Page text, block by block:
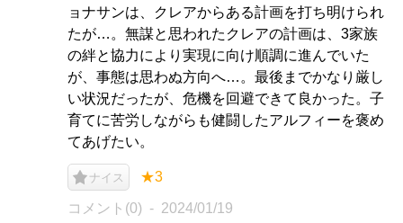
ョナサンは、クレアからある計画を打ち明けられ
たが…。無謀と思われたクレアの計画は、3家族
の絆と協力により実現に向け順調に進んでいた
が、事態は思わぬ方向へ…。最後までかなり厳し
い状況だったが、危機を回避できて良かった。子
育てに苦労しながらも健闘したアルフィーを褒め
てあげたい。
ナイス ★3
コメント(0) 2024/01/19